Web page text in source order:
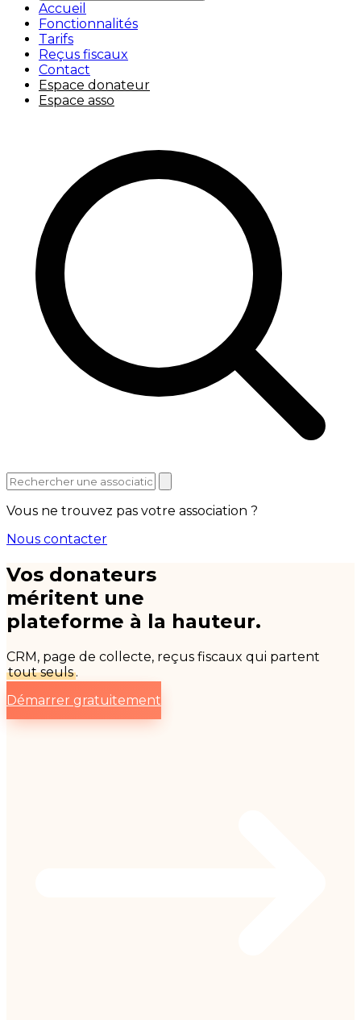
Accueil
Fonctionnalités
Tarifs
Reçus fiscaux
Contact
Espace donateur
Espace asso
Vous ne trouvez pas votre association ?
Nous contacter
Vos donateurs
méritent une
plateforme à la hauteur.
CRM, page de collecte, reçus fiscaux qui partent
tout seuls.
Démarrer gratuitement